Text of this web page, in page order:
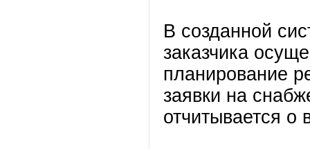
В созданной
заказчика
планирование
заявки на
отчитывается о